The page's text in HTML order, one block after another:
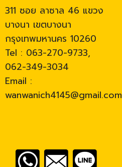
311 ซอย ลาซาล 46 แขวง
บางนา เขตบางนา
กรุงเทพมหานคร 10260
Tel : 063-270-9733,
062-349-3034
Email :
wanwanich4145@gmail.com